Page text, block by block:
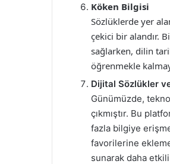
Köken Bilgisi
Sözlüklerde yer
çekici bir alandır.
sağlarken, dilin
öğrenmekle
Dijital Sözlükler
Günümüzde,
çıkmıştır. Bu
fazla bilgiye
favorilerine
sunarak daha